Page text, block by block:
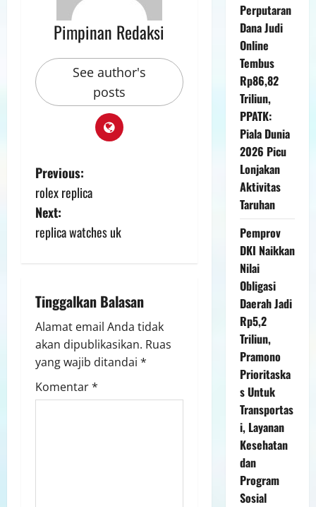
Pimpinan Redaksi
See author's
posts
Previous:
rolex replica
Next:
replica watches uk
Tinggalkan Balasan
Alamat email Anda tidak
akan dipublikasikan. Ruas
yang wajib ditandai *
Komentar*
Perputaran
Dana Judi
Online
Tembus
Rp86,82
Triliun,
PPATK:
Piala Dunia
2026 Picu
Lonjakan
Aktivitas
Taruhan
Pemprov
DKI Naikkan
Nilai
Obligasi
Daerah Jadi
Rp5,2
Triliun,
Pramono
Prioritaska
s Untuk
Transportas
i, Layanan
Kesehatan
dan
Program
Sosial